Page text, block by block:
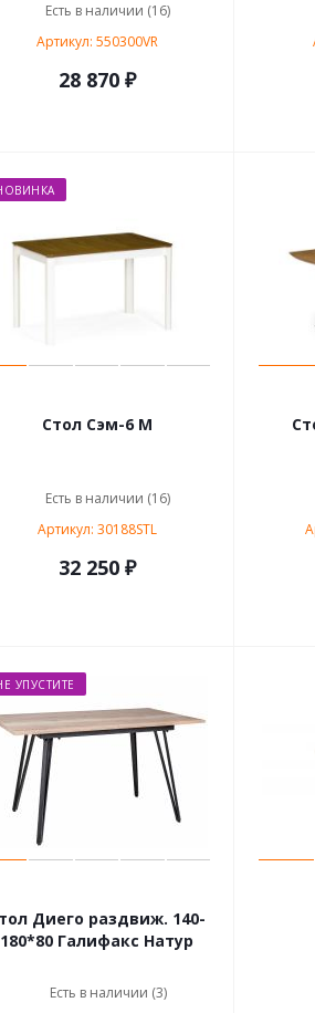
Есть в наличии (16)
Артикул: 550300VR
28 870 ₽
Cтол Сэм-6 М
Есть в наличии (16)
Артикул: 30188STL
32 250 ₽
УПУСТИТЕ
Диего раздвиж. 140-
180*80 Галифакс Натур
Есть в наличии (3)